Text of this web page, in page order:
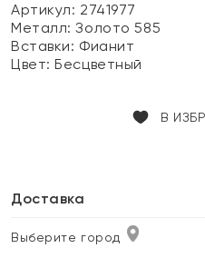
Артикул: 2741977
Металл:Золото 585
Вставки: Фианит
Цвет:Бесцветный
В
Доставка
Выберите город